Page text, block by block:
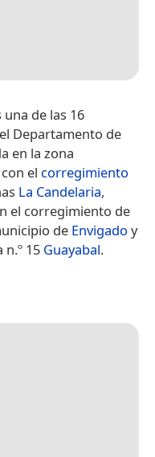
una de las 16
Departamento de
en la zona
el corregimiento
La Candelaria,
el corregimiento de
de Envigado y
15 Guayabal.